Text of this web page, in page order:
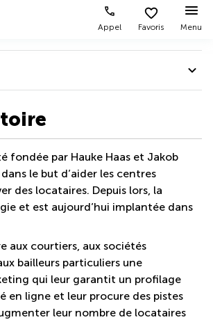
Appel Favoris Menu
langue
fondée par Hauke Haas et Jakob
le but d’aider les centres
des locataires. Depuis lors, la
et est aujourd’hui implantée dans
aux courtiers, aux sociétés
bailleurs particuliers une
qui leur garantit un profilage
en ligne et leur procure des pistes
leur nombre de locataires